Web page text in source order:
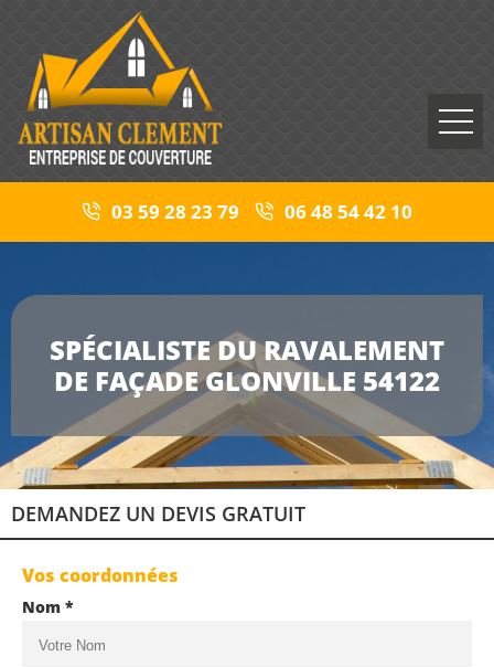
03 59 28 23 79 06 48 54 42 10
SPÉCIALISTE DU RAVALEMENT
DE FAÇADE GLONVILLE 54122
DEMANDEZ UN DEVIS GRATUIT
Vos coordonnées
Nom *